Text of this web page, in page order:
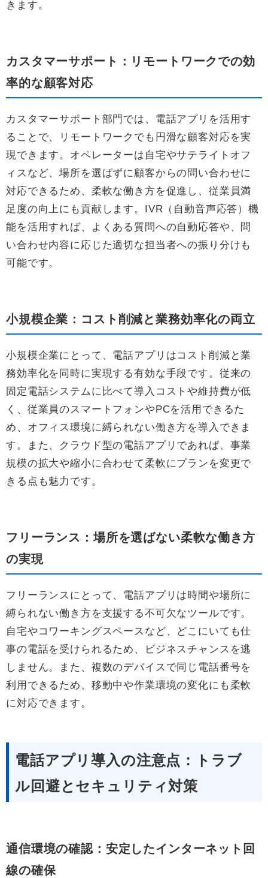
きます。
カスタマーサポート：リモートワークでの効
率的な顧客対応
カスタマーサポート部門では、電話アプリを活用す
ることで、リモートワークでも円滑な顧客対応を実
現できます。オペレーターは自宅やサテライトオフ
ィスなど、場所を選ばずに顧客からの問い合わせに
対応できるため、柔軟な働き方を促進し、従業員満
足度の向上にも貢献します。IVR（自動音声応答）機
能を活用すれば、よくある質問への自動応答や、問
い合わせ内容に応じた適切な担当者への振り分けも
可能です。
小規模企業：コスト削減と業務効率化の両立
小規模企業にとって、電話アプリはコスト削減と業
務効率化を同時に実現する有効な手段です。従来の
固定電話システムに比べて導入コストや維持費が低
く、従業員のスマートフォンやPCを活用できるた
め、オフィス環境に縛られない働き方を導入できま
す。また、クラウド型の電話アプリであれば、事業
規模の拡大や縮小に合わせて柔軟にプランを変更で
きる点も魅力です。
フリーランス：場所を選ばない柔軟な働き方
の実現
フリーランスにとって、電話アプリは時間や場所に
縛られない働き方を支援する不可欠なツールです。
自宅やコワーキングスペースなど、どこにいても仕
事の電話を受けられるため、ビジネスチャンスを逃
しません。また、複数のデバイスで同じ電話番号を
利用できるため、移動中や作業環境の変化にも柔軟
に対応できます。
電話アプリ導入の注意点：トラブ
ル回避とセキュリティ対策
通信環境の確認：安定したインターネット回
線の確保